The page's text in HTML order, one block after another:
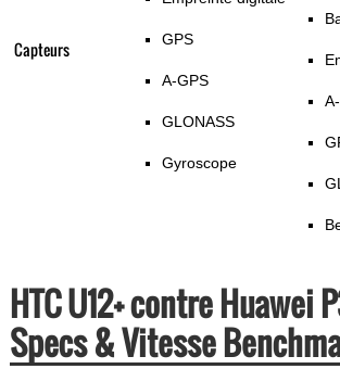
Capteurs GPS
A-GPS
GLONASS
Gyroscope
HTC U12+ contre Huawei
Specs & Vitesse